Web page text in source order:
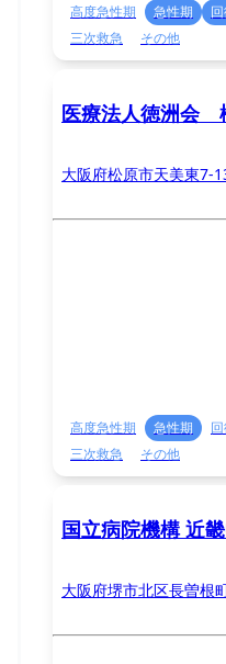
高度急性期 急性期
三次救急
その他
医療法人徳洲会
大阪府松原市天美東7-
高度急性期 急性期
三次救急
その他
国立病院機構 近
大阪府堺市北区長曽根